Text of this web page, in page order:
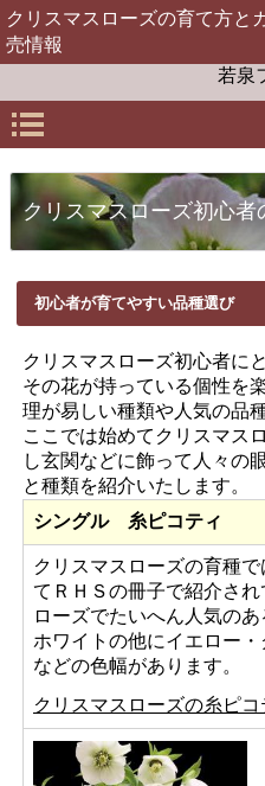
クリスマスローズの育て方と
売情報
若泉ファ
クリスマスローズ初心
初心者が育てやすい品種選び
クリスマスローズ初心者に
その花が持っている個性を
理が易しい種類や人気の品
ここでは始めてクリスマス
し玄関などに飾って人々の
と種類を紹介いたします。
シングル 糸ピコティ
クリスマスローズの育種
てＲＨＳの冊子で紹介さ
ローズでたいへん人気のあ
ホワイトの他にイエロー
などの色幅があります。
クリスマスローズの糸ピコ